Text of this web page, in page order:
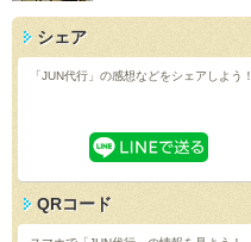
シェア
「JUN代行」の感想などをシェアしよう！
QRコード